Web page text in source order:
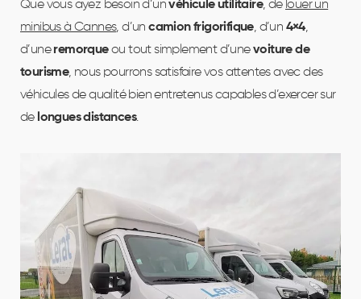
Que vous ayez besoin d’unvéhicule utilitaire, de louer un
minibus à Cannes, d’uncamion frigorifique, d’un 4×4,
d’uneremorqueou tout simplement d’unevoiture de
tourisme, nous pourrons satisfaire vos attentes avec des
véhicules de qualité bien entretenus capables d’exercer sur
de longues distances.